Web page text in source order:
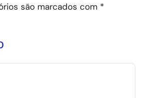
são marcados com *